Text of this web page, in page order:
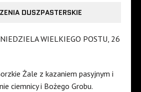
DUSZPASTERSKIE
WIELKIEGO POSTU, 26
Żale z kazaniem pasyjnym i
ciemnicy i Bożego Grobu.